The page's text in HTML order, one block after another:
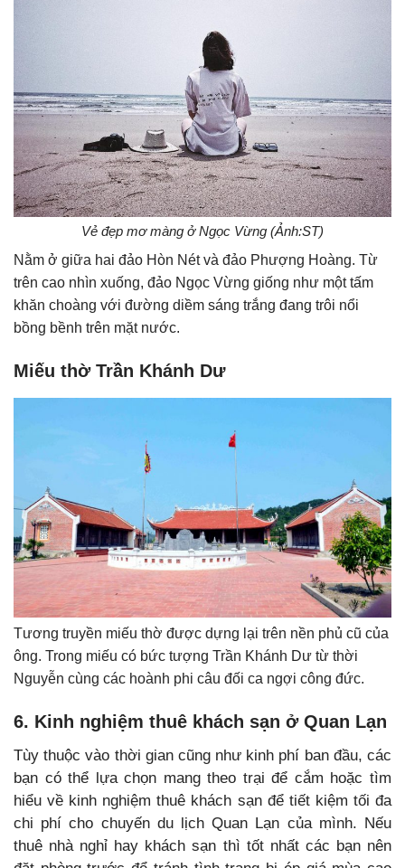
Vẻ đẹp mơ màng ở Ngọc Vừng (Ảnh:ST)
Nằm ở giữa hai đảo Hòn Nét và đảo Phượng Hoàng. Từ
trên cao nhìn xuống, đảo Ngọc Vừng giống như một tấm
khăn choàng với đường diềm sáng trắng đang trôi nổi
bồng bềnh trên mặt nước.
Miếu thờ Trần Khánh Dư
Tương truyền miếu thờ được dựng lại trên nền phủ cũ của
ông. Trong miếu có bức tượng Trần Khánh Dư từ thời
Nguyễn cùng các hoành phi câu đối ca ngợi công đức.
6. Kinh nghiệm thuê khách sạn ở Quan Lạn
Tùy thuộc vào thời gian cũng như kinh phí ban đầu, các
bạn có thể lựa chọn mang theo trại để cắm hoặc tìm
hiểu về kinh nghiệm thuê khách sạn để tiết kiệm tối đa
chi phí cho chuyến du lịch Quan Lạn của mình. Nếu
thuê nhà nghỉ hay khách sạn thì tốt nhất các bạn nên